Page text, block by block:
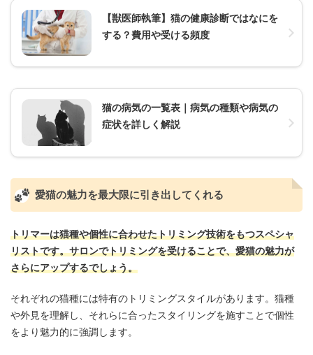
【獣医師執筆】猫の健康診断ではなにを
する？費用や受ける頻度
猫の病気の一覧表｜病気の種類や病気の
症状を詳しく解説
愛猫の魅力を最大限に引き出してくれる
トリマーは猫種や個性に合わせたトリミング技術をもつスペシャ
リストです。サロンでトリミングを受けることで、愛猫の魅力が
さらにアップするでしょう。
それぞれの猫種には特有のトリミングスタイルがあります。猫種
や外見を理解し、それらに合ったスタイリングを施すことで個性
をより魅力的に強調します。